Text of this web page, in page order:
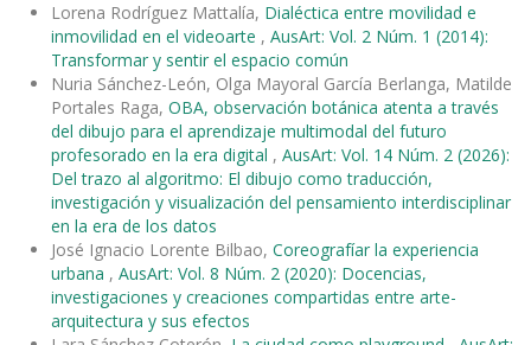
Lorena Rodríguez Mattalía, Dialéctica entre movilidad e
inmovilidad en el videoarte , AusArt: Vol. 2 Núm. 1 (2014):
Transformar y sentir el espacio común
Nuria Sánchez-León, Olga Mayoral García Berlanga, Matilde
Portales Raga, OBA, observación botánica atenta a través
del dibujo para el aprendizaje multimodal del futuro
profesorado en la era digital , AusArt: Vol. 14 Núm. 2 (2026):
Del trazo al algoritmo: El dibujo como traducción,
investigación y visualización del pensamiento interdisciplinar
en la era de los datos
José Ignacio Lorente Bilbao, Coreografíar la experiencia
urbana , AusArt: Vol. 8 Núm. 2 (2020): Docencias,
investigaciones y creaciones compartidas entre arte-
arquitectura y sus efectos